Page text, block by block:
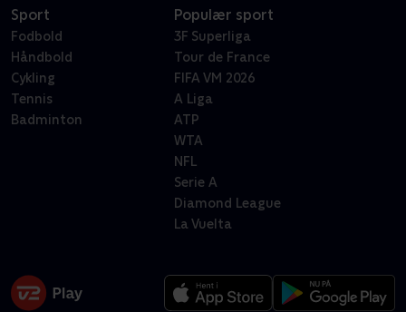
Sport
Fodbold
Håndbold
Cykling
Tennis
Badminton
Populær sport
3F Superliga
Tour de France
FIFA VM 2026
A Liga
ATP
WTA
NFL
Serie A
Diamond League
La Vuelta